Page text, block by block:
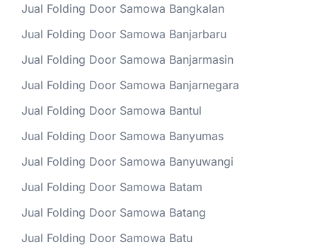
Jual Folding Door Samowa Bangkalan
Jual Folding Door Samowa Banjarbaru
Jual Folding Door Samowa Banjarmasin
Jual Folding Door Samowa Banjarnegara
Jual Folding Door Samowa Bantul
Jual Folding Door Samowa Banyumas
Jual Folding Door Samowa Banyuwangi
Jual Folding Door Samowa Batam
Jual Folding Door Samowa Batang
Jual Folding Door Samowa Batu